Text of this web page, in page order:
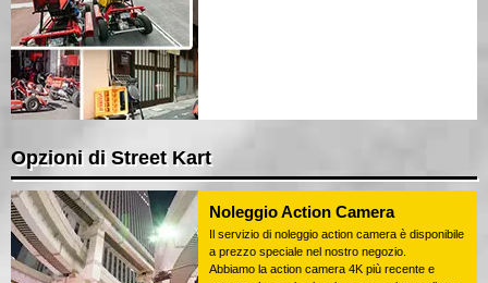
Opzioni di Street Kart
Noleggio Action Camera
Il servizio di noleggio action camera è disponibile
a prezzo speciale nel nostro negozio.
Abbiamo la action camera 4K più recente e